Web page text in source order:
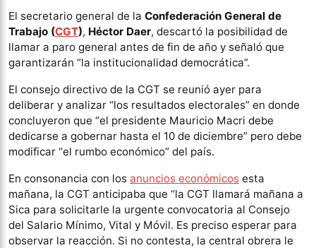
El secretario general de la Confederación General de
Trabajo (CGT), Héctor Daer, descartó la posibilidad de
llamar a paro general antes de fin de año y señaló que
garantizarán “la institucionalidad democrática”.
El consejo directivo de la CGT se reunió ayer para
deliberar y analizar “los resultados electorales” en donde
concluyeron que “el presidente Mauricio Macri debe
dedicarse a gobernar hasta el 10 de diciembre” pero debe
modificar “el rumbo económico” del país.
En consonancia con los anuncios económicos esta
mañana, la CGT anticipaba que “la CGT llamará mañana a
Sica para solicitarle la urgente convocatoria al Consejo
del Salario Mínimo, Vital y Móvil. Es preciso esperar para
observar la reacción. Si no contesta, la central obrera le